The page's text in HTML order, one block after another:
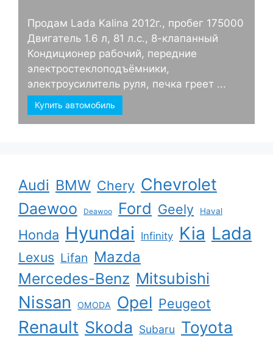
Продам Lada Kalina 2012г., пробег 175000
Двигатель 1.6 л, 81 л.с., 8-клапанный
Кондиционер рабочий, передние
электростеклоподъёмники,
электроусилитель руля, печка греет ...
Купить автомобиль
Audi BMW Chery Chevrolet
Daewoo Deawoo Ford Geely Haval
Honda Hyundai Infinity Kia Lada
Lexus Lifan Mazda
Mercedes-Benz Mitsubishi
Nissan OMODA Opel Peugeot
Renault Skoda Subaru Toyota